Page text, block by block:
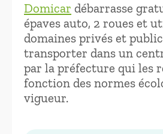
Domicar débarrasse
épaves auto, 2 roues et
domaines privés et
transporter dans un
par la préfecture qui les
fonction des normes
vigueur.